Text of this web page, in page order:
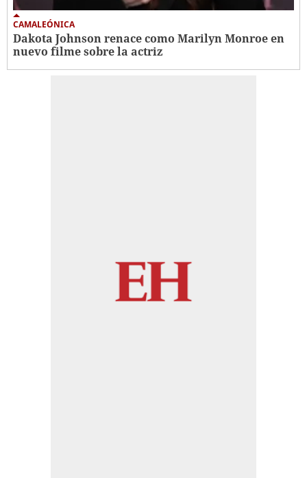
CAMALEÓNICA
Dakota Johnson renace como Marilyn Monroe en
nuevo filme sobre la actriz